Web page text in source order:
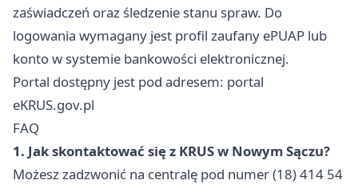
zaświadczeń oraz śledzenie stanu spraw. Do
logowania wymagany jest profil zaufany ePUAP lub
konto w systemie bankowości elektronicznej.
Portal dostępny jest pod adresem: portal
eKRUS.gov.pl
FAQ
1. Jak skontaktować się z KRUS w Nowym Sączu?
Możesz zadzwonić na centralę pod numer (18) 414 54